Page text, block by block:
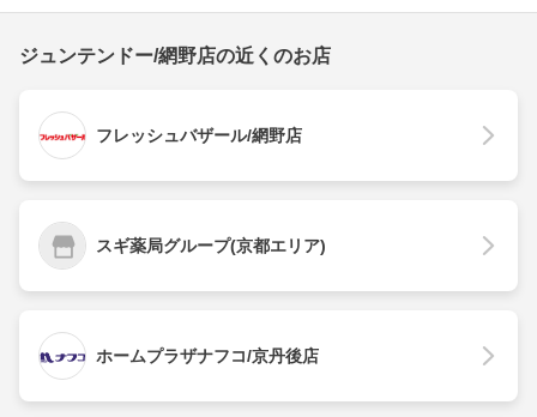
ジュンテンドー/網野店の近くのお店
フレッシュバザール/網野店
スギ薬局グループ(京都エリア)
ホームプラザナフコ/京丹後店